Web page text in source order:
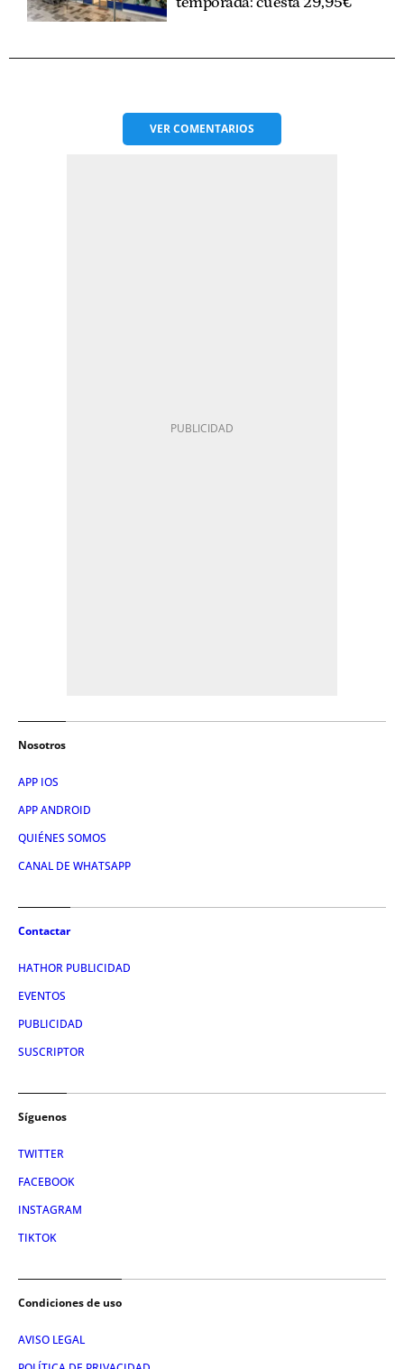
VERCOMENTARIOS
Nosotros
APP IOS
APP ANDROID
QUIÉNES SOMOS
CANAL DE WHATSAPP
Contactar
HATHOR PUBLICIDAD
EVENTOS
PUBLICIDAD
SUSCRIPTOR
Síguenos
TWITTER
FACEBOOK
INSTAGRAM
TIKTOK
Condiciones de uso
AVISO LEGAL